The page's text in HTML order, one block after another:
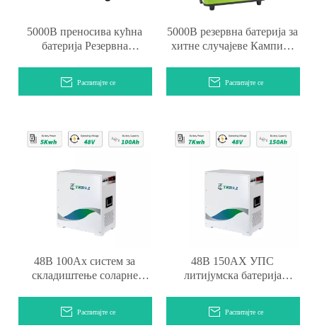
5000В преносива кућна
батерија Резервна
Распитајте се
5000В резервна батерија за
хитне случајеве Кампинг
Распитајте се
48В 100Ах систем за
складиштење соларне
Распитајте се
48В 150АХ УПС
литијумска батерија
Распитајте се